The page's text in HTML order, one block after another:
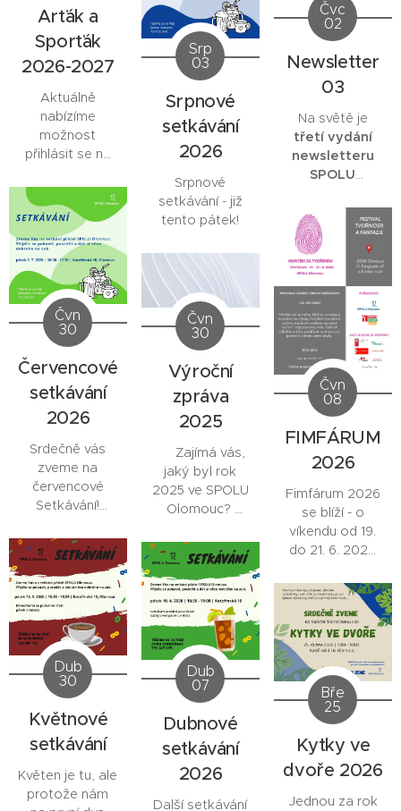
Arťák a
Sporťák
2026-2027
Aktuálně
nabízíme
možnost
přihlásit se na
programy na
rok 2026-2027.
Srp
03
Srpnové
setkávání
2026
Srpnové
setkávání - již
tento pátek!
Čvc
02
Newsletter
03
Na světě je
třetí vydání
newsletteru
SPOLU
Čvn
30
Červencové
setkávání
2026
Srdečně vás
zveme na
červencové
Setkávání!
První pátek v
měsíci, který
tentokrát
vychází na3.
července,
proběhne
tradiční
Setkávání
určené všem
přátelům a
příznivcům
SPOLU
Olomouc.
Místo
(Kateřinská
Čvn
30
Výroční
zpráva
2025
👉 Zajímá vás,
jaký byl rok
2025 ve SPOLU
Olomouc?
posunuly
jednotlivé
sociální služby?
👉 Čemu jsme
se věnovali v
oblasti
vzdělávání,
volnočasových
fundraisingových
aktivit?
👉 Jak
organizace
Čvn
08
FIMFÁRUM
2026
Fimfárum 2026
se blíží - o
víkendu od 19.
do 21. 6. 2026
na na výtvarné
a řemeslné
workshopy,
hudební a
pohybové
aktivity,
smyslové
instalace,
společné
tvoření i
odpočinkovou
zónu. Festival
Dub
30
Květnové
setkávání
Květen je tu, ale
protože nám
Dub
07
Dubnové
setkávání
2026
Další setkávání
Bře
25
Kytky ve
dvoře 2026
Jednou za rok